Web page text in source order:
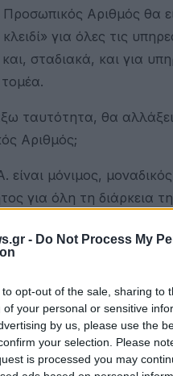
- Do Not Process My
to opt-out of the sale, sharing to
of your personal or sensitive
by us, please use the
your selection. Please
is processed you may
Αριθμός θα
για όλες τις
σταδιακά, και για
τομέα.
ταυτότητα, θα
Αριθμός;
είναι μόνιμος, μοναδικός
για όλη τη διάρκεια
ή άλλο μητρώο.
θα γίνεται μέσω της
gov.gr. Ο πολίτης θα
του αριθμού και θα